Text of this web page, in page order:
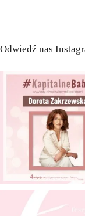
Odwiedź nas